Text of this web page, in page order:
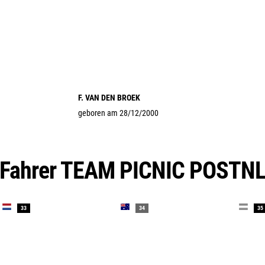
F. VAN DEN BROEK
geboren am 28/12/2000
Fahrer TEAM PICNIC POSTNL
33 34 35